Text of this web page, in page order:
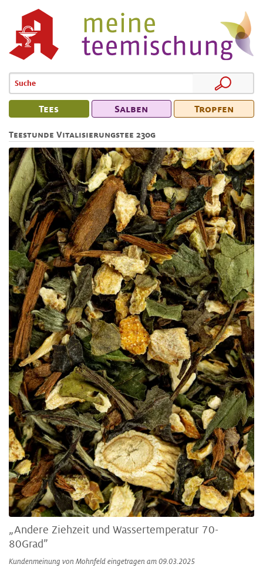
Tees Salben Tropfen
Teestunde Vitalisierungstee 230g
„Andere Ziehzeit und Wassertemperatur 70-
80Grad”
Kundenmeinung von Mohnfeld eingetragen am 09.03.2025